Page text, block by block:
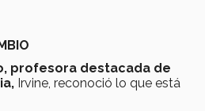
profesora destacada de
Irvine, reconoció lo que está